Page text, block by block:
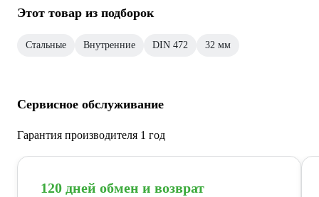
Этот товар из подборок
Стальные Внутренние DIN 472 32 мм
Сервисное обслуживание
Гарантия производителя 1 год
120 дней обмен и возврат